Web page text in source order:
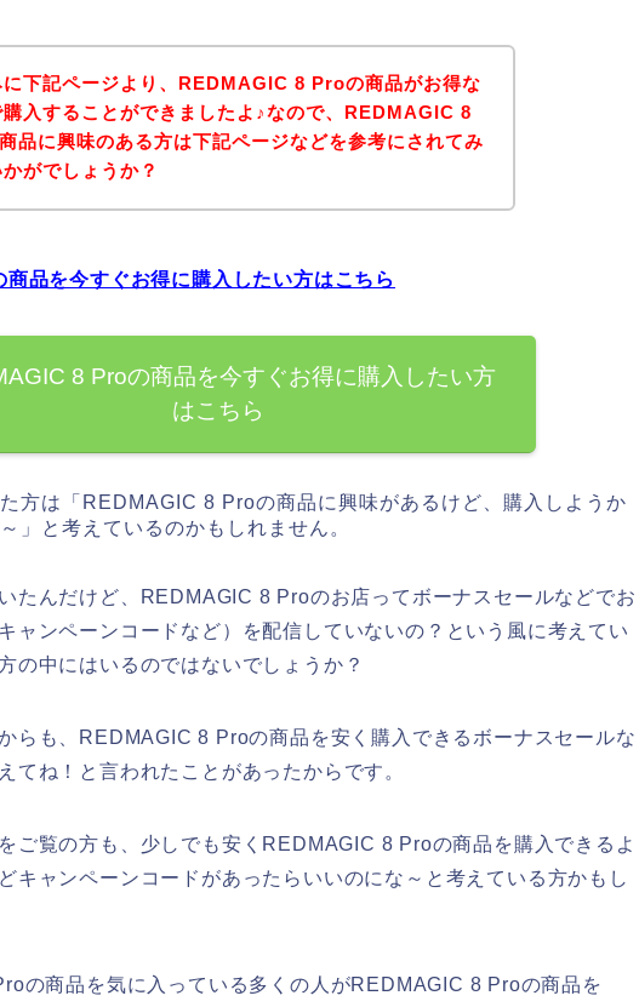
に下記ページより、REDMAGIC 8 Proの商品がお得な
購入することができましたよ♪なので、REDMAGIC 8
品に興味のある方は下記ページなどを参考にされてみ
がでしょうか？
品を今すぐお得に購入したい方はこちら
8 Proの商品を今すぐお得に購入したい方
はこちら
方は「REDMAGIC 8 Proの商品に興味があるけど、購入しようか
」と考えているのかもしれません。
たんだけど、REDMAGIC 8 Proのお店ってボーナスセールなどでお
ャンペーンコードなど）を配信していないの？という風に考えてい
の中にはいるのではないでしょうか？
らも、REDMAGIC 8 Proの商品を安く購入できるボーナスセールな
てね！と言われたことがあったからです。
ご覧の方も、少しでも安くREDMAGIC 8 Proの商品を購入できるよ
キャンペーンコードがあったらいいのにな～と考えている方かもし
の商品を気に入っている多くの人がREDMAGIC 8 Proの商品を